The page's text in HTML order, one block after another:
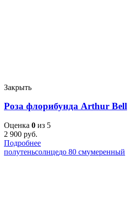
Закрыть
Роза флорибунда Arthur Bell
Оценка 0 из 5
2 900 руб.
Подробнее
полутеньсолнцедо 80 смумеренный